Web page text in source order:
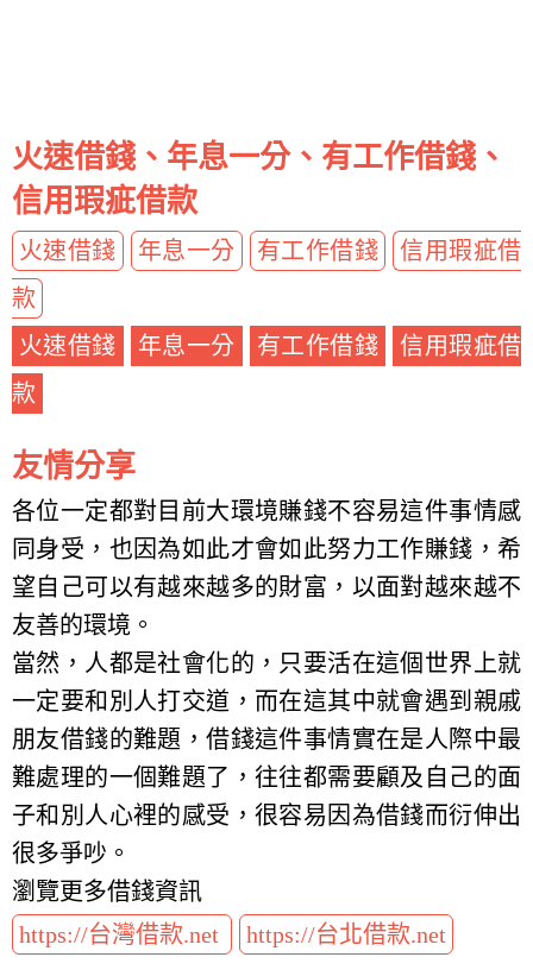
火速借錢、年息一分、有工作借錢、
信用瑕疵借款
火速借錢 年息一分 有工作借錢
信用瑕疵借
款
火速借錢
年息一分 有工作借錢
信用瑕疵借
款
友情分享
各位一定都對目前大環境賺錢不容易這件事情感
同身受，也因為如此才會如此努力工作賺錢，希
望自己可以有越來越多的財富，以面對越來越不
友善的環境。
當然，人都是社會化的，只要活在這個世界上就
一定要和別人打交道，而在這其中就會遇到親戚
朋友借錢的難題，借錢這件事情實在是人際中最
難處理的一個難題了，往往都需要顧及自己的面
子和別人心裡的感受，很容易因為借錢而衍伸出
很多爭吵。
瀏覽更多借錢資訊
https://台灣借款.net
https://台北借款.net